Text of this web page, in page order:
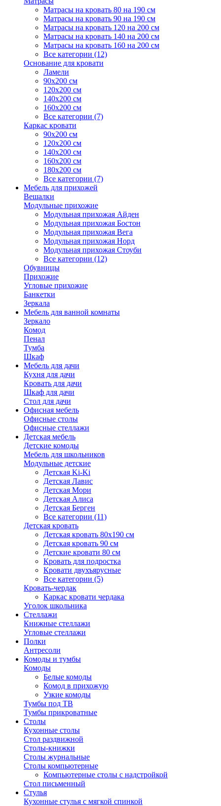
Матрасы на кровать 80 на 190 см
Матрасы на кровать 90 на 190 см
Матрасы на кровать 120 на 200 см
Матрасы на кровать 140 на 200 см
Матрасы на кровать 160 на 200 см
Все категории (12)
Основание для кровати
Ламели
90х200 см
120х200 см
140х200 см
160х200 см
Все категории (7)
Каркас кровати
90х200 см
120х200 см
140х200 см
160х200 см
180х200 см
Все категории (7)
Мебель для прихожей
Вешалки
Модульные прихожие
Модульная прихожая Айден
Модульная прихожая Бостон
Модульная прихожая Вега
Модульная прихожая Норд
Модульная прихожая Стоуби
Все категории (12)
Обувницы
Прихожие
Угловые прихожие
Банкетки
Зеркала
Мебель для ванной комнаты
Зеркало
Комод
Пенал
Тумба
Шкаф
Мебель для дачи
Кухня для дачи
Кровать для дачи
Шкаф для дачи
Стол для дачи
Офисная мебель
Офисные столы
Офисные стеллажи
Детская мебель
Детские комоды
Мебель для школьников
Модульные детские
Детская Ki-Ki
Детская Лавис
Детская Мори
Детская Алиса
Детская Берген
Все категории (11)
Детская кровать
Детская кровать 80х190 см
Детская кровать 90 см
Детские кровати 80 см
Кровать для подростка
Кровати двухъярусные
Все категории (5)
Кровать-чердак
Каркас кровати чердака
Уголок школьника
Стеллажи
Книжные стеллажи
Угловые стеллажи
Полки
Антресоли
Комоды и тумбы
Комоды
Белые комоды
Комод в прихожую
Узкие комоды
Тумбы под ТВ
Тумбы прикроватные
Столы
Кухонные столы
Стол раздвижной
Столы-книжки
Столы журнальные
Столы компьютерные
Компьютерные столы с надстройкой
Стол письменный
Стулья
Кухонные стулья с мягкой спинкой